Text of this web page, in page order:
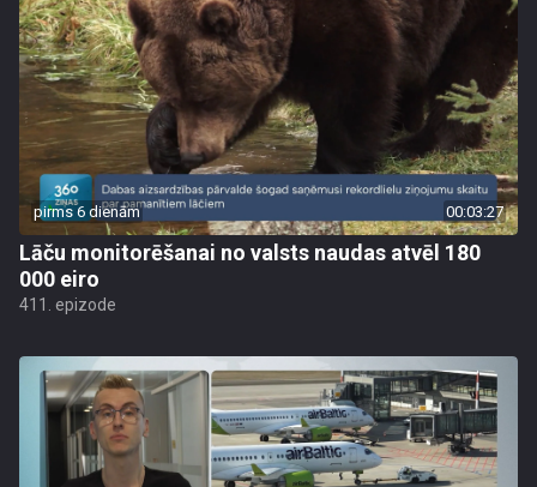
pirms 6 dienām 00:03:27
Lāču monitorēšanai no valsts naudas atvēl 180
000 eiro
411. epizode